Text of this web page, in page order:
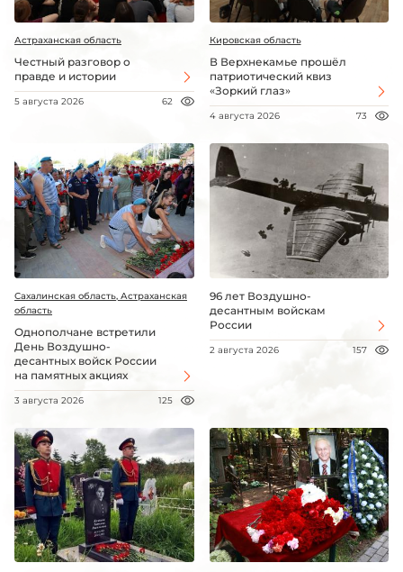
Астраханская область
Честный разговор о
правде и истории
5 августа 2026 62
Кировская область
В Верхнекамье прошёл
патриотический квиз
«Зоркий глаз»
4 августа 2026 73
Сахалинская область, Астраханская
область
Однополчане встретили
День Воздушно-
десантных войск России
на памятных акциях
3 августа 2026 125
96 лет Воздушно-
десантным войскам
России
2 августа 2026 157